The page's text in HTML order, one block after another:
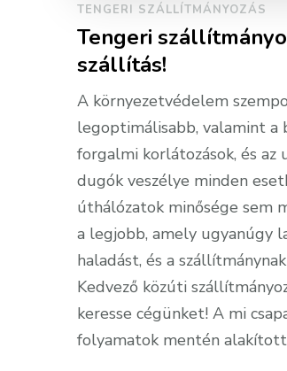
TENGERI SZÁLLÍTMÁNYOZÁS
Tengeri
szállítás!
A környezetvédelem
legoptimálisabb, valamint a
forgalmi korlátozások, és
dugók veszélye minden
úthálózatok minősége sem
a legjobb, amely ugyanúgy
haladást, és a
Kedvező közúti
keresse cégünket! A mi
folyamatok mentén